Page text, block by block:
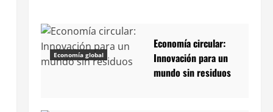
Economía global
Economía circular:
Innovación para un
mundo sin residuos